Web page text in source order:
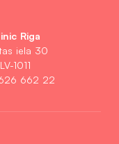
Riga
iela 30
1011
662 22